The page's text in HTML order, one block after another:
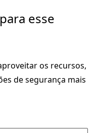
esse
os recursos,
de segurança mais